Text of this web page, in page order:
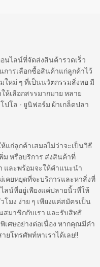
นไลน์ที่จัดส่งสินค้ารวดเร็ว
การเลือกซื้อสินค้าแก่ลูกค้าไว้
ใหม่ ๆ ที่เป็นนวัตกรรมสิ่งทอ มี
ห้เลือกสรรมากมาย หลาย
ปโล - ยูนิฟอร์ม ผ้าเกล็ดปลา
แก่ลูกค้าเสมอไม่ว่าจะเป็นวิธี
ม หรือบริการ ส่งสินค้าที่
และพร้อมจะให้คำแนะนำ
เคยหยุดที่จะบริการและหาสิ่งที่
ลน์ที่อยู่เพียงแค่ปลายนิ้วที่ให้
มง ง่าย ๆ เพียงแค่สมัครเป็น
สมาชิกกับเรา และรับสิทธิ
ศษอย่างต่อเนื่อง หากคุณมีคำ
ยโทรศัพท์หาเราได้เลย!!